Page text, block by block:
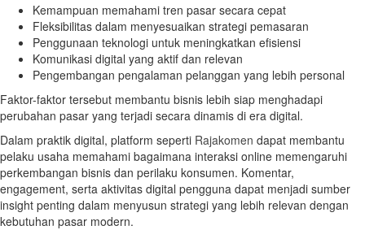
Kemampuan memahami tren pasar secara cepat
Fleksibilitas dalam menyesuaikan strategi pemasaran
Penggunaan teknologi untuk meningkatkan efisiensi
Komunikasi digital yang aktif dan relevan
Pengembangan pengalaman pelanggan yang lebih personal
Faktor-faktor tersebut membantu bisnis lebih siap menghadapi
perubahan pasar yang terjadi secara dinamis di era digital.
Dalam praktik digital, platform seperti Rajakomen dapat membantu
pelaku usaha memahami bagaimana interaksi online memengaruhi
perkembangan bisnis dan perilaku konsumen. Komentar,
engagement, serta aktivitas digital pengguna dapat menjadi sumber
insight penting dalam menyusun strategi yang lebih relevan dengan
kebutuhan pasar modern.